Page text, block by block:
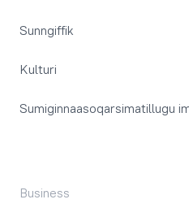
Sunngiffik
Kulturi
Sumiginnaasoqarsimatillugu
Business